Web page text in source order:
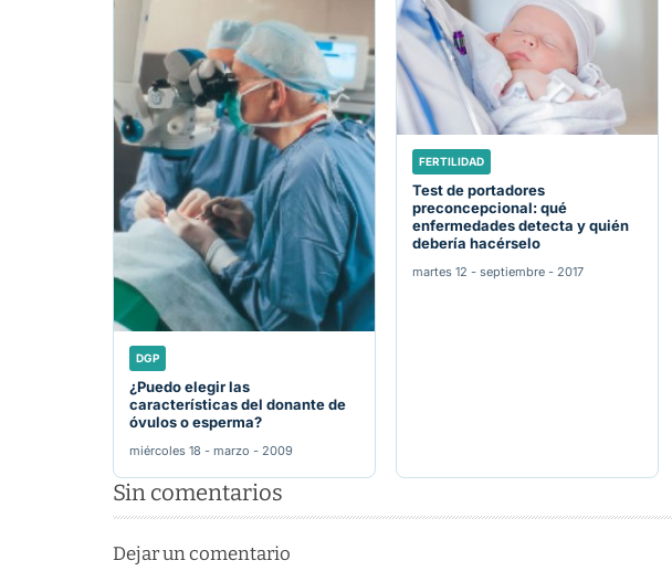
DGP
¿Puedo elegir las
características del donante de
óvulos o esperma?
miércoles 18 - marzo - 2009
FERTILIDAD
Test de portadores
preconcepcional: qué
enfermedades detecta y quién
debería hacérselo
martes 12 - septiembre - 2017
Sin comentarios
Dejar un comentario